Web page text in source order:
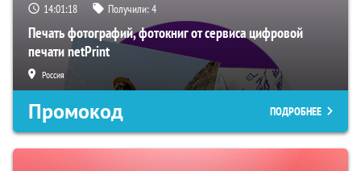
14:01:17 Получили:4
Печать фотографий, фотокниг от сервиса цифровой
печати netPrint
Россия
Промокод ПОДРОБНЕЕ